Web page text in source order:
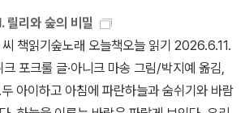
.리와 숲의 비밀
책읽기숲노래 오늘책오늘 읽기 2026.6.11.
크 포크룰 글·아니크 마송 그림/박지예 옮김,
아이하고 아침에 파란하늘과 숨쉬기와 바람